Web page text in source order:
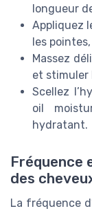
longueur
Appliquez
les
Massez
et stimuler
Scellez
oil
hydratant.
Fréquence
des
La fréquence